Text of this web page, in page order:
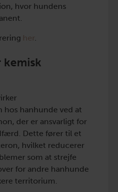
hvor hundens
her.
kemisk
hanhunde ved at
der er ansvarligt for
Dette fører til et
hvilket reducerer
som at strejfe
for andre hanhunde
territorium.